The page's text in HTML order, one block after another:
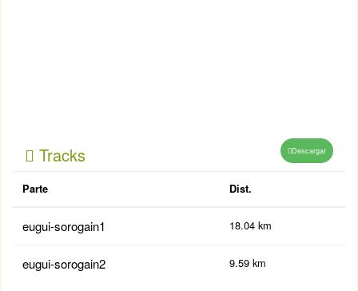
Tracks Descargar
Parte Dist.
eugui-sorogain1 18.04 km
eugui-sorogain2 9.59 km